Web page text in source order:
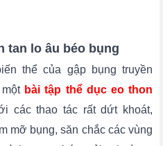
tan lo âu béo bụng
thể của gập bụng truyền
bài tập thể dục eo thon
các thao tác rất dứt khoát,
mỡ bụng, săn chắc các vùng